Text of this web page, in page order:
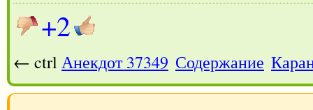
+2
← ctrl Анекдот 37349 Содержание